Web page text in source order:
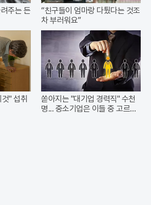
주는 든
“친구들이 엄마랑 다퉜다는 것조
차 부러워요”
" 섭취
쏟아지는 "대기업 경력직" 수천
명... 중소기업은 이들 중 고르면